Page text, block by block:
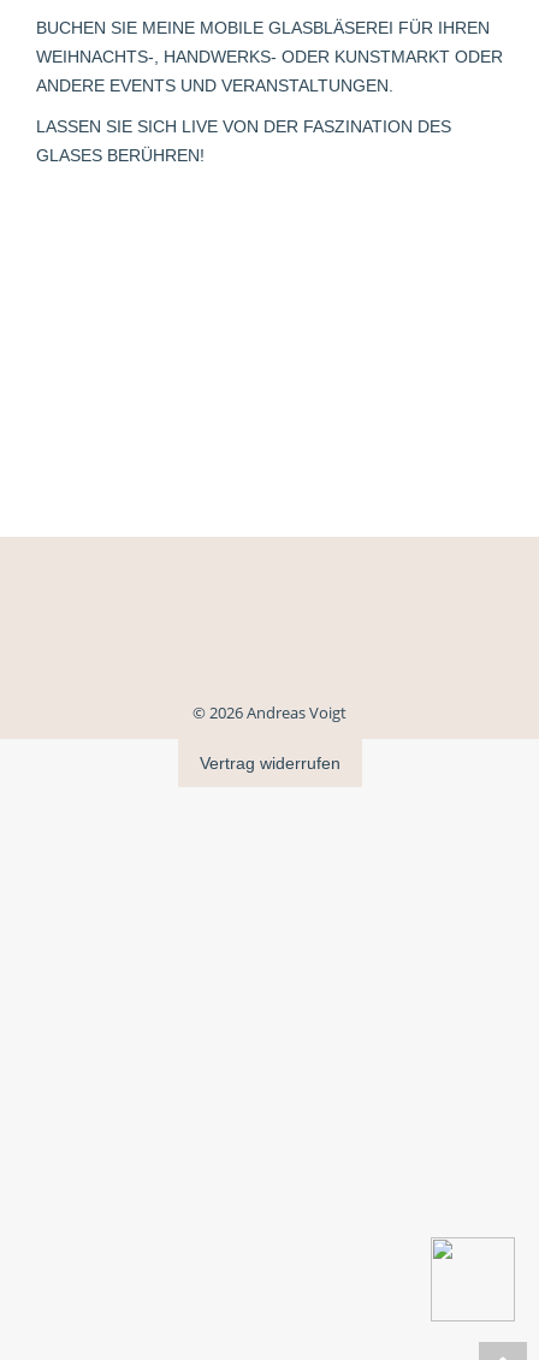
in
new
window
in
new
window
in
new
window
opens
in
new
in
new
window
BUCHEN SIE MEINE MOBILE GLASBLÄSEREI FÜR IHREN
WEIHNACHTS-, HANDWERKS- ODER KUNSTMARKT ODER
ANDERE EVENTS UND VERANSTALTUNGEN.
LASSEN SIE SICH LIVE VON DER FASZINATION DES
GLASES BERÜHREN!
© 2026 Andreas Voigt
Vertrag widerrufen